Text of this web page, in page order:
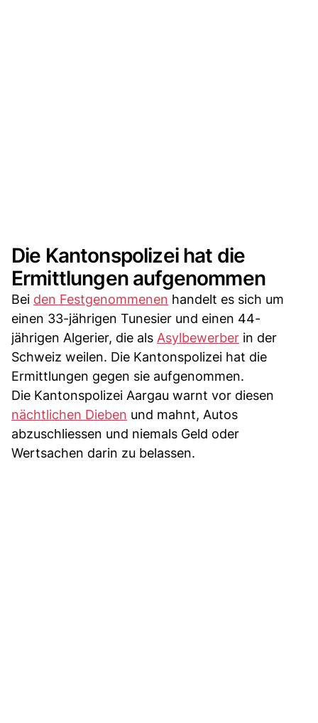
Die Kantonspolizei hat die
Ermittlungen aufgenommen
Bei den Festgenommenen handelt es sich um
einen 33-jährigen Tunesier und einen 44-
jährigen Algerier, die als Asylbewerber in der
Schweiz weilen. Die Kantonspolizei hat die
Ermittlungen gegen sie aufgenommen.
Die Kantonspolizei Aargau warnt vor diesen
nächtlichen Dieben und mahnt, Autos
abzuschliessen und niemals Geld oder
Wertsachen darin zu belassen.